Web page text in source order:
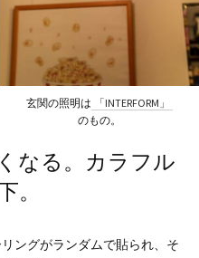
玄関の照明は
「INTERFORM」
のもの。
なる。カラフル
。
ングがランダムで貼られ、そ